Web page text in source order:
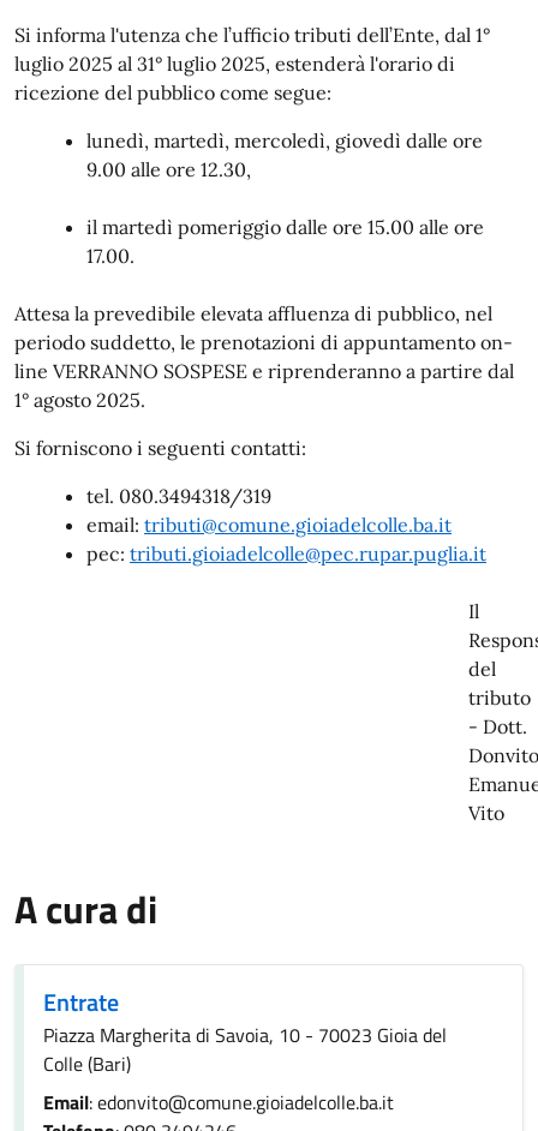
Si informa l'utenza che l’ufficio tributi dell’Ente, dal 1°
luglio 2025 al 31° luglio 2025, estenderà l'orario di
ricezione del pubblico come segue:
lunedì, martedì, mercoledì, giovedì dalle ore
9.00 alle ore 12.30,
il martedì pomeriggio dalle ore 15.00 alle ore
17.00.
Attesa la prevedibile elevata affluenza di pubblico, nel
periodo suddetto, le prenotazioni di appuntamento on-
line VERRANNO SOSPESE e riprenderanno a partire dal
1° agosto 2025.
Si forniscono i seguenti contatti:
tel. 080.3494318/319
email: tributi@comune.gioiadelcolle.ba.it
pec: tributi.gioiadelcolle@pec.rupar.puglia.it
Il
del
tributo
- Dott.
Donvito
Vito
A cura di
Entrate
Piazza Margherita di Savoia, 10 - 70023 Gioia del
Colle (Bari)
Email: edonvito@comune.gioiadelcolle.ba.it